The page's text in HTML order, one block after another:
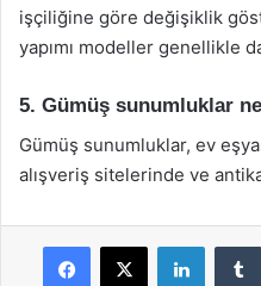
işçiliğine göre değişiklik
yapımı modeller genellikle
5. Gümüş sunumluklar
Gümüş sunumluklar, ev
alışveriş sitelerinde ve
Facebook
X LinkedIn